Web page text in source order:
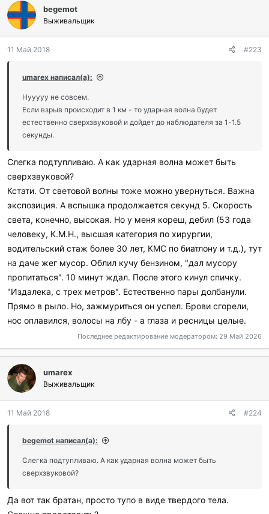
г
о
а
и
и
:
begemot
Выживальщик
11 Май 2018 #223
umarex написал(а):
Нууууу не совсем.
Если взрыв происходит в 1 км - то ударная волна будет
естественно сверхзвуковой и дойдет до наблюдателя за 1-1.5
секунды.
Слегка подтупливаю. А как ударная волна может быть
сверхзвуковой?
Кстати. От световой волны тоже можно увернуться. Важна
экспозиция. А вспышка продолжается секунд 5. Скорость
света, конечно, высокая. Но у меня кореш, дебил (53 года
человеку, К.М.Н., высшая категория по хирургии,
водительский стаж более 30 лет, КМС по биатлону и т.д.), тут
на даче жег мусор. Облил кучу бензином, "дал мусору
пропитаться". 10 минут ждал. После этого кинул спичку.
"Издалека, с трех метров". Естественно пары долбанули.
Прямо в рыло. Но, зажмуриться он успел. Брови сгорели,
нос оплавился, волосы на лбу - а глаза и ресницы целые.
Последнее редактирование модератором: 29 Май 2026
umarex
Выживальщик
11 Май 2018 #224
begemot написал(а):
Слегка подтупливаю. А как ударная волна может быть
сверхзвуковой?
Да вот так братан, просто тупо в виде твердого тела.